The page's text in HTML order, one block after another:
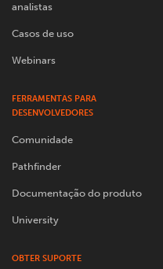
analistas
Casos de uso
Webinars
FERRAMENTAS PARA
DESENVOLVEDORES
Comunidade
Pathfinder
Documentação do produto
University
OBTER SUPORTE